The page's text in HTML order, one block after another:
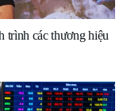
trình các thương hiệu